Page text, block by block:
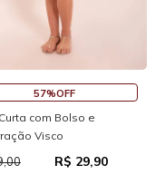
Saia Curta Reta com
R$ 69,00